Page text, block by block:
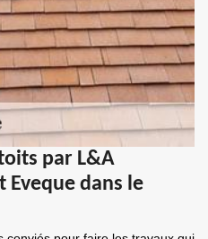
par L&A
Eveque dans le